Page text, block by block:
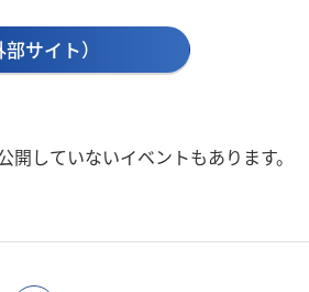
サイト）
していないイベントもあります。